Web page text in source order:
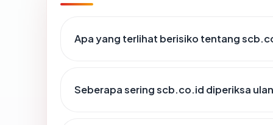
Apa yang terlihat berisiko tentang
Seberapa sering scb.co.id diperiksa